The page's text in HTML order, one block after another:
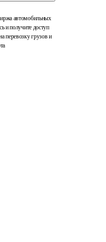
автомобильных
и получите доступ
перевозку грузов и